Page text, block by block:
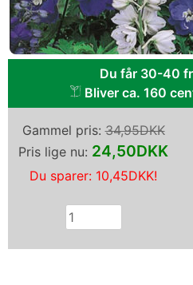
Gammel pris:34,95DKK
Pris lige nu: 24,50DKK
Du sparer: 10,45DKK!
Du får 30-40
Bliver ca. 160